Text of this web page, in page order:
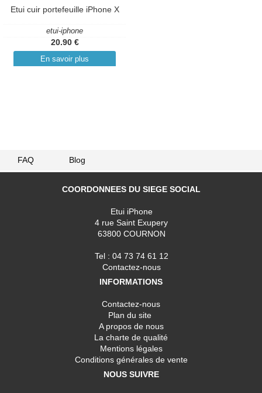
Etui cuir portefeuille iPhone X
etui-iphone
20.90 €
En savoir plus
FAQ Blog
COORDONNEES DU SIEGE SOCIAL
Etui iPhone
4 rue Saint Exupery
63800 COURNON
Tel : 04 73 74 61 12
Contactez-nous
INFORMATIONS
Contactez-nous
Plan du site
A propos de nous
La charte de qualité
Mentions légales
Conditions générales de vente
NOUS SUIVRE